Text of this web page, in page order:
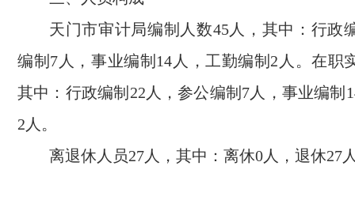
天门市审计局编制人数45人，其中：行政
编制7人，事业编制14人，工勤编制2人。在职
其中：行政编制22人，参公编制7人，事业编制
2人。
离退休人员27人，其中：离休0人，退休27